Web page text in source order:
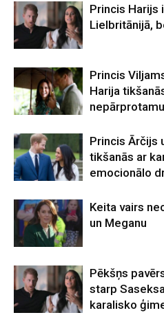
Princis Harijs
Lielbritānijā,
Princis
Harija
Princis Ārčijs
tikšanās ar
emocionālo
Keita vairs
un Meganu
Pēkšņs
starp
karalisko